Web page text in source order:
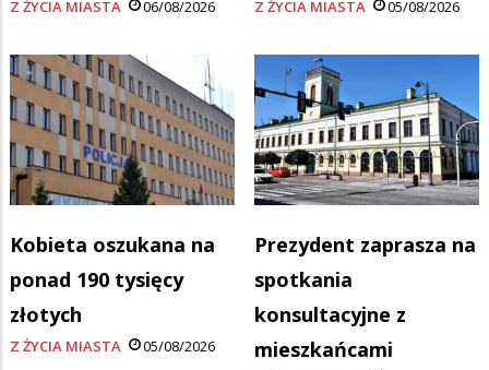
Z ŻYCIA MIASTA 06/08/2026 Z ŻYCIA MIASTA 05/08/2026
Kobieta oszukana na
ponad 190 tysięcy
złotych
Z ŻYCIA MIASTA 05/08/2026
Prezydent zaprasza na
spotkania
konsultacyjne z
mieszkańcami